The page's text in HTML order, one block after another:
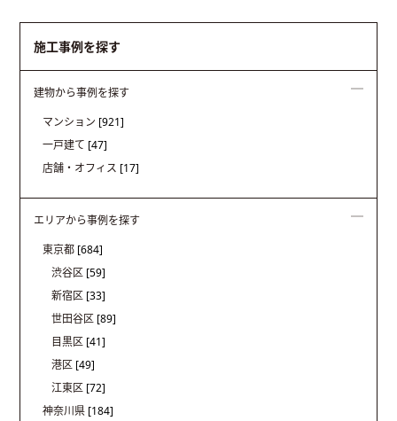
施工事例を探す
建物から事例を探す
マンション [921]
一戸建て [47]
店舗・オフィス [17]
エリアから事例を探す
東京都 [684]
渋谷区 [59]
新宿区 [33]
世田谷区 [89]
目黒区 [41]
港区 [49]
江東区 [72]
神奈川県 [184]